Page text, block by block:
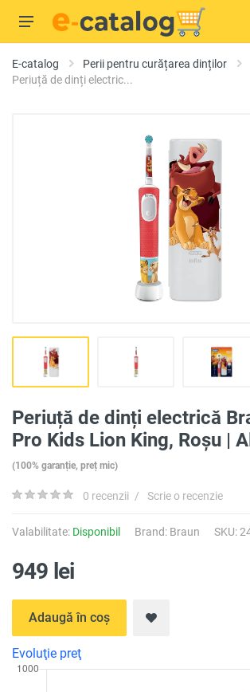
E-catalog
Perii pentru curățarea dinților
Periuță de dinți electric...
Periuță de dinți electrică
Pro Kids Lion King, Roșu |
(100% garanție, preț mic)
0 recenzii / Scrie o recenzie
Valabilitate: Disponibil Brand: Braun SKU:
949 lei
Adaugă în coș
Evoluţie preţ